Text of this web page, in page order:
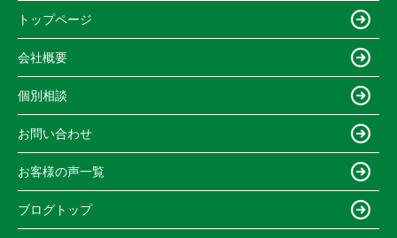
トップページ
会社概要
個別相談
お問い合わせ
お客様の声一覧
ブログトップ